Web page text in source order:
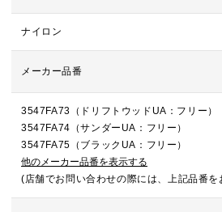
ナイロン
メーカー品番
3547FA73（ドリフトウッドUA：フリー）
3547FA74（サンダーUA：フリー）
3547FA75（ブラックUA：フリー）
他のメーカー品番を表示する
(店舗でお問い合わせの際には、上記品番を